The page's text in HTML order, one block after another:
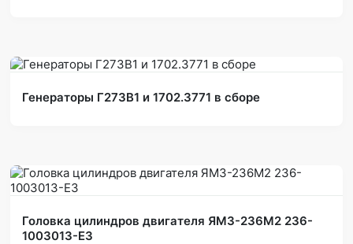
Генераторы Г273В1 и 1702.3771 в сборе
Головка цилиндров двигателя ЯМЗ-236М2 236-
1003013-Е3